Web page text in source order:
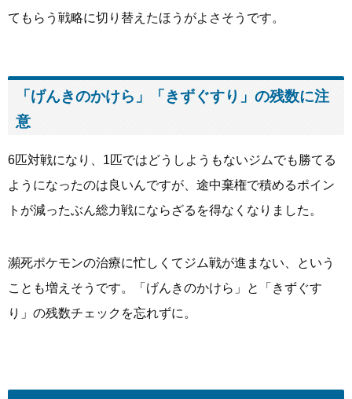
てもらう戦略に切り替えたほうがよさそうです。
「げんきのかけら」「きずぐすり」の残数に注
意
6匹対戦になり、1匹ではどうしようもないジムでも勝てる
ようになったのは良いんですが、途中棄権で積めるポイン
トが減ったぶん総力戦にならざるを得なくなりました。
瀕死ポケモンの治療に忙しくてジム戦が進まない、という
ことも増えそうです。「げんきのかけら」と「きずぐす
り」の残数チェックを忘れずに。